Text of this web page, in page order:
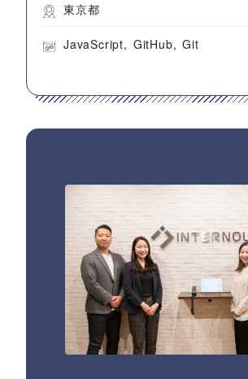
東京都
JavaScript GitHub Git